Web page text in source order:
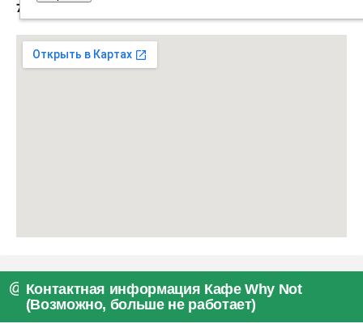
7 (495) 225-53-88
Контактная информация Кафе Why Not
(Возможно, больше не работает)